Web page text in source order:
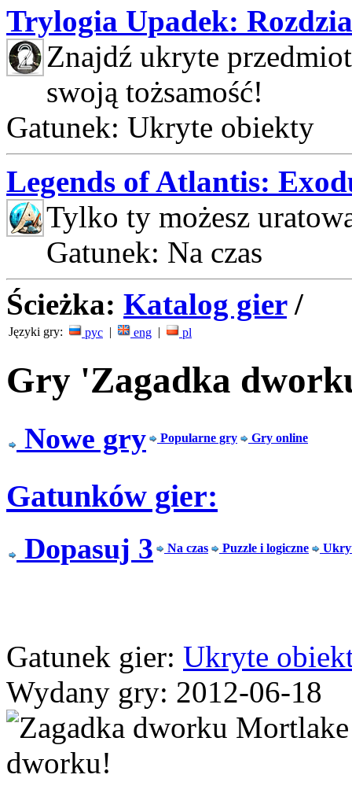
Trylogia Upadek:
Znajdź ukryte
swoją tożsamość!
Gatunek: Ukryte obiekty
Legends of Atlantis:
Tylko ty możesz
Gatunek: Na czas
Ścieżka: Katalog gier/
Języki gry: рус | eng | pl
Gry 'Zagadka
Nowe gry Popularne gry Gry online
Gatunków gier:
Dopasuj 3 Na czas Puzzle i logiczne
Gatunek gier: Ukryte
Wydany gry: 2012-06-18